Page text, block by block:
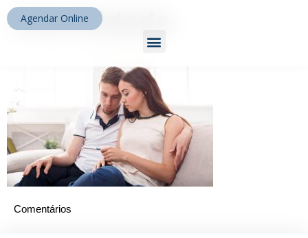
Agendar Online
infertilidade
Comentários